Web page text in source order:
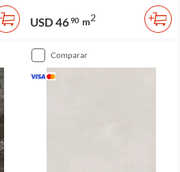
USD 4690 m2
comparar